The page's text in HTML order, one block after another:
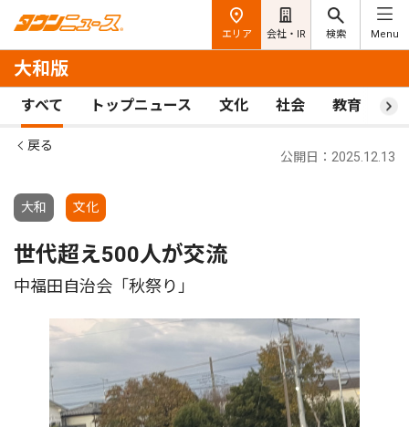
エリア 会社・IR 検索 Menu
大和版
すべて トップニュース 文化 社会 教育 ス
戻る
大和 文化
公開日：2025.12.13
世代超え500人が交流
中福田自治会「秋祭り」